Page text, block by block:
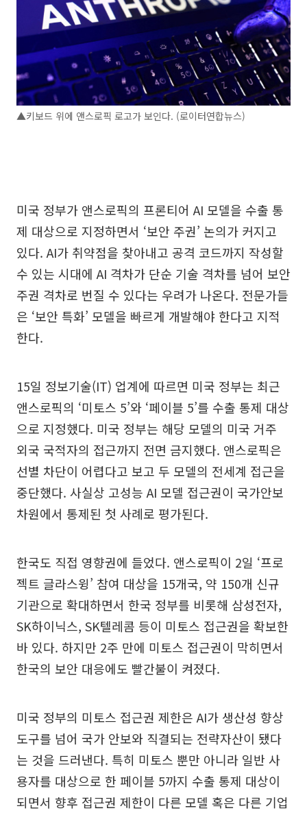
▲키보드 위에 앤스로픽 로고가 보인다. (로이터연합뉴스)
미국 정부가 앤스로픽의 프론티어 AI 모델을 수출 통
제 대상으로 지정하면서 ‘보안 주권’ 논의가 커지고
있다. AI가 취약점을 찾아내고 공격 코드까지 작성할
수 있는 시대에 AI 격차가 단순 기술 격차를 넘어 보안
주권 격차로 번질 수 있다는 우려가 나온다. 전문가들
은 ‘보안 특화’ 모델을 빠르게 개발해야 한다고 지적
한다.
15일 정보기술(IT) 업계에 따르면 미국 정부는 최근
앤스로픽의 ‘미토스 5’와 ‘페이블 5’를 수출 통제 대상
으로 지정했다. 미국 정부는 해당 모델의 미국 거주
외국 국적자의 접근까지 전면 금지했다. 앤스로픽은
선별 차단이 어렵다고 보고 두 모델의 전세계 접근을
중단했다. 사실상 고성능 AI 모델 접근권이 국가안보
차원에서 통제된 첫 사례로 평가된다.
한국도 직접 영향권에 들었다. 앤스로픽이 2일 ‘프로
젝트 글라스윙’ 참여 대상을 15개국, 약 150개 신규
기관으로 확대하면서 한국 정부를 비롯해 삼성전자,
SK하이닉스, SK텔레콤 등이 미토스 접근권을 확보한
바 있다. 하지만 2주 만에 미토스 접근권이 막히면서
한국의 보안 대응에도 빨간불이 켜졌다.
미국 정부의 미토스 접근권 제한은 AI가 생산성 향상
도구를 넘어 국가 안보와 직결되는 전략자산이 됐다
는 것을 드러낸다. 특히 미토스 뿐만 아니라 일반 사
용자를 대상으로 한 페이블 5까지 수출 통제 대상이
되면서 향후 접근권 제한이 다른 모델 혹은 다른 기업